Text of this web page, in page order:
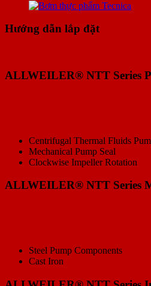
Hướng dẫn lắp đặt
ALLWEILER® NTT Series
Centrifugal Thermal Fluids
Mechanical Pump Seal
Clockwise Impeller Rotation
ALLWEILER® NTT Series
Steel Pump Components
Cast Iron